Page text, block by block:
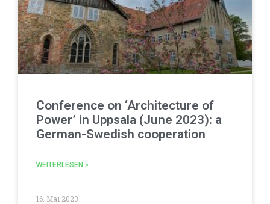
Conference on ‘Architecture of
Power’ in Uppsala (June 2023): a
German-Swedish cooperation
WEITERLESEN »
16. Mai 2023